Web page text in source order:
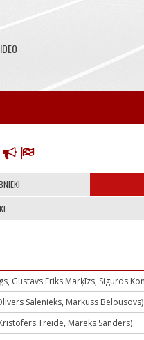
Gustavs Ēriks Marķīzs, Sigurds
Salenieks, Markuss Belousovs)
Treide, Mareks Sanders)